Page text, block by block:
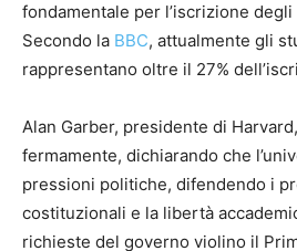
fondamentale per l’iscrizione
Secondo la BBC, attualmente gli
rappresentano oltre il 27%
Alan Garber, presidente di
fermamente, dichiarando che
pressioni politiche, difendendo i
costituzionali e la libertà
richieste del governo violino il